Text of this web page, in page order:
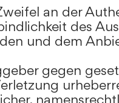
an der
des
und dem
gegen